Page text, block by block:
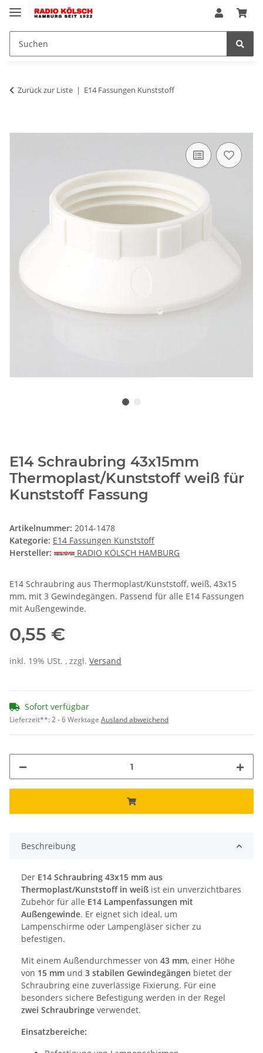
Zurück zur Liste E14 Fassungen Kunststoff
E14 Schraubring 43x15mm
Thermoplast/Kunststoff weiß für
Kunststoff Fassung
Artikelnummer: 2014-1478
Kategorie: E14 Fassungen Kunststoff
Hersteller:
RADIO KÖLSCH HAMBURG
E14 Schraubring aus Thermoplast/Kunststoff, weiß, 43x15
mm, mit 3 Gewindegängen. Passend für alle E14 Fassungen
mit Außengewinde.
0,55 €
inkl. 19% USt. , zzgl. Versand
Sofort verfügbar
Lieferzeit**:2 - 6 Werktage Ausland abweichend
Beschreibung
Der E14 Schraubring 43x15 mm aus
Thermoplast/Kunststoff in weiß ist ein unverzichtbares
Zubehör für alle E14 Lampenfassungen mit
Außengewinde. Er eignet sich ideal, um
Lampenschirme oder Lampengläser sicher zu
befestigen.
Mit einem Außendurchmesser von 43 mm, einer Höhe
von 15 mm und 3 stabilen Gewindegängen bietet der
Schraubring eine zuverlässige Fixierung. Für eine
besonders sichere Befestigung werden in der Regel
zwei Schraubringe verwendet.
Einsatzbereiche: